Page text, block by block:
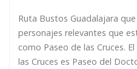
Ruta Bustos Guadalajara
personajes relevantes que
como Paseo de las Cruces.
las Cruces es Paseo del